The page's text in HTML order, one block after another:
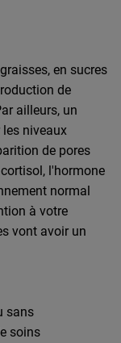
en sucres
de
ailleurs, un
niveaux
de pores
l'hormone
normal
à votre
vont avoir un
sans
soins